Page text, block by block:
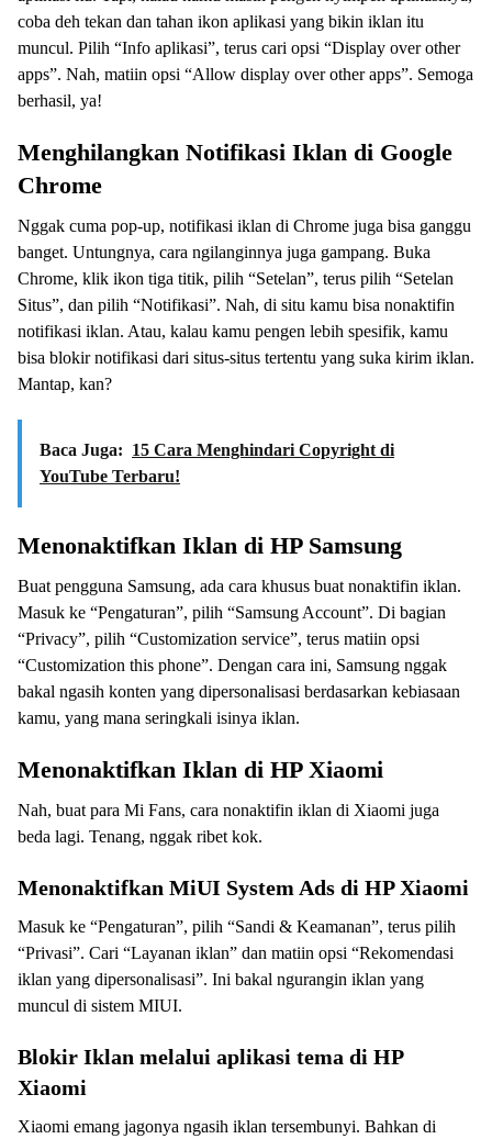
coba deh tekan dan tahan ikon aplikasi yang bikin iklan itu
muncul. Pilih “Info aplikasi”, terus cari opsi “Display over other
apps”. Nah, matiin opsi “Allow display over other apps”. Semoga
berhasil, ya!
Menghilangkan Notifikasi Iklan di Google
Chrome
Nggak cuma pop-up, notifikasi iklan di Chrome juga bisa ganggu
banget. Untungnya, cara ngilanginnya juga gampang. Buka
Chrome, klik ikon tiga titik, pilih “Setelan”, terus pilih “Setelan
Situs”, dan pilih “Notifikasi”. Nah, di situ kamu bisa nonaktifin
notifikasi iklan. Atau, kalau kamu pengen lebih spesifik, kamu
bisa blokir notifikasi dari situs-situs tertentu yang suka kirim iklan.
Mantap, kan?
Baca Juga: 15 Cara Menghindari Copyright di
YouTube Terbaru!
Menonaktifkan Iklan di HP Samsung
Buat pengguna Samsung, ada cara khusus buat nonaktifin iklan.
Masuk ke “Pengaturan”, pilih “Samsung Account”. Di bagian
“Privacy”, pilih “Customization service”, terus matiin opsi
“Customization this phone”. Dengan cara ini, Samsung nggak
bakal ngasih konten yang dipersonalisasi berdasarkan kebiasaan
kamu, yang mana seringkali isinya iklan.
Menonaktifkan Iklan di HP Xiaomi
Nah, buat para Mi Fans, cara nonaktifin iklan di Xiaomi juga
beda lagi. Tenang, nggak ribet kok.
Menonaktifkan MiUI System Ads di HP Xiaomi
Masuk ke “Pengaturan”, pilih “Sandi & Keamanan”, terus pilih
“Privasi”. Cari “Layanan iklan” dan matiin opsi “Rekomendasi
iklan yang dipersonalisasi”. Ini bakal ngurangin iklan yang
muncul di sistem MIUI.
Blokir Iklan melalui aplikasi tema di HP
Xiaomi
Xiaomi emang jagonya ngasih iklan tersembunyi. Bahkan di